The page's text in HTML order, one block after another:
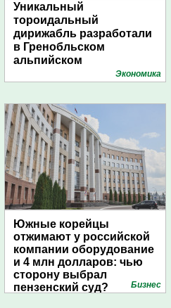
Уникальный
тороидальный
дирижабль разработали
в Гренобльском
альпийском
Экономика
Южные корейцы
отжимают у российской
компании оборудование
и 4 млн долларов: чью
сторону выбрал
пензенский суд?
Бизнес